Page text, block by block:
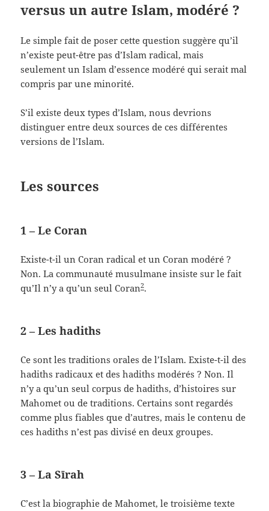
versus un autre Islam, modéré ?
Le simple fait de poser cette question suggère qu’il
n’existe peut-être pas d’Islam radical, mais
seulement un Islam d’essence modéré qui serait mal
compris par une minorité.
S’il existe deux types d’Islam, nous devrions
distinguer entre deux sources de ces différentes
versions de l’Islam.
Les sources
1 – Le Coran
Existe-t-il un Coran radical et un Coran modéré ?
Non. La communauté musulmane insiste sur le fait
qu’Il n’y a qu’un seul Coran2.
2 – Les hadiths
Ce sont les traditions orales de l’Islam. Existe-t-il des
hadiths radicaux et des hadiths modérés ? Non. Il
n’y a qu’un seul corpus de hadiths, d’histoires sur
Mahomet ou de traditions. Certains sont regardés
comme plus fiables que d’autres, mais le contenu de
ces hadiths n’est pas divisé en deux groupes.
3 – La Sīrah
C’est la biographie de Mahomet, le troisième texte